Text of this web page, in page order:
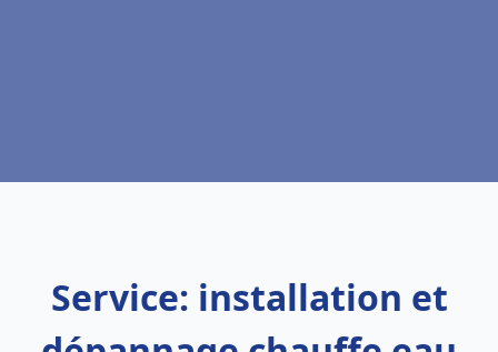
Service: installation et